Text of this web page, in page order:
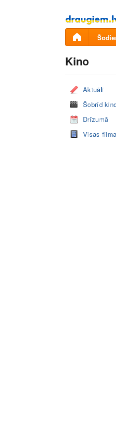
Pāriet
uz
saturu
Kino
Aktuāli
Šobrīd
Drīzumā
Visas